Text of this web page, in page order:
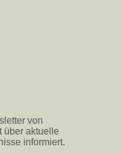
von
über aktuelle
informiert.